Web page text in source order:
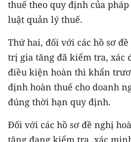
Media Văn hóa
Media Pháp luật
Media Du lịch
Media Thế giới
Media Giáo dục
thuế theo quy định của
luật quản lý thuế.
Thứ hai, đối với các hồ sơ
trị gia tăng đã kiểm tra, xác
điều kiện hoàn thì khẩn
định hoàn thuế cho doanh
đúng thời hạn quy định.
Đối với các hồ sơ đề nghị
tăng đang kiểm tra, xác